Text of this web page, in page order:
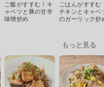
ご飯がすすむ！キ
ャベツと豚の甘辛
味噌炒め
ごはんがすすむ
チキンとキャベ
のガーリック炒
もっと見る